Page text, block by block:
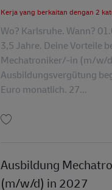
Kerja yang berkaitan dengan 2
Wo? Karlsruhe. Wann?
3,5 Jahre. Deine Vorteile
Mechatroniker/-in (m/w/
Ausbildungsvergütung
Euro monatlich. 27...
Ausbildung
(m/w/d) in 2027